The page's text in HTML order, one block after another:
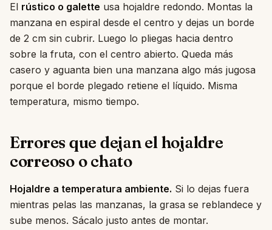
El rústico o galette usa hojaldre redondo. Montas la
manzana en espiral desde el centro y dejas un borde
de 2 cm sin cubrir. Luego lo pliegas hacia dentro
sobre la fruta, con el centro abierto. Queda más
casero y aguanta bien una manzana algo más jugosa
porque el borde plegado retiene el líquido. Misma
temperatura, mismo tiempo.
Errores que dejan el hojaldre
correoso o chato
Hojaldre a temperatura ambiente. Si lo dejas fuera
mientras pelas las manzanas, la grasa se reblandece y
sube menos. Sácalo justo antes de montar.